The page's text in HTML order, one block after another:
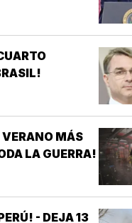
VERANO MÁS
LA GUERRA!
- DEJA 13